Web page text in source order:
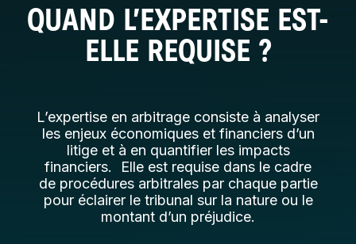
QUAND L’EXPERTISE EST-
ELLE REQUISE ?
L’expertise en arbitrage consiste à analyser
les enjeux économiques et financiers d’un
litige et à en quantifier les impacts
financiers. Elle est requise dans le cadre
de procédures arbitrales par chaque partie
pour éclairer le tribunal sur la nature ou le
montant d’un préjudice.